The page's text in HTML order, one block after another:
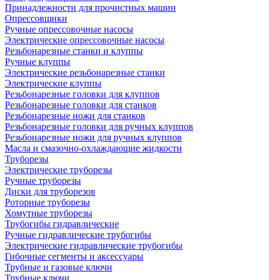
Принадлежности для прочистных машин
Опрессовщики
Ручные опрессовочные насосы
Электрические опрессовочные насосы
Резьбонарезные станки и клуппы
Ручные клуппы
Электрические резьбонарезные станки
Электрические клуппы
Резьбонарезные головки для клуппов
Резьбонарезные головки для станков
Резьбонарезные ножи для станков
Резьбонарезные головки для ручных клуппов
Резьбонарезные ножи для ручных клуппов
Масла и смазочно-охлаждающие жидкости
Труборезы
Электрические труборезы
Ручные труборезы
Диски для труборезов
Роторные труборезы
Хомутные труборезы
Трубогибы гидравлические
Ручные гидравлические трубогибы
Электрические гидравлические трубогибы
Гибочные сегменты и аксессуары
Трубные и газовые ключи
Трубные ключи